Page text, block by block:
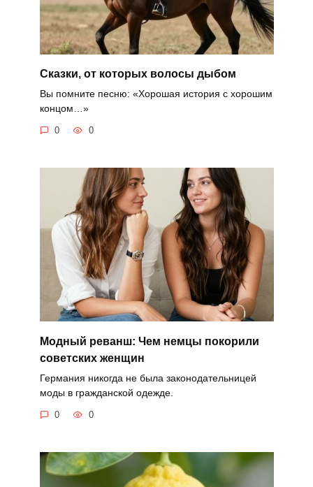
Сказки, от которых волосы дыбом
Вы помните песню: «Хорошая история с хорошим
концом…»
0 0
Модный реванш: Чем немцы покорили
советских женщин
Германия никогда не была законодательницей
моды в гражданской одежде.
0 0